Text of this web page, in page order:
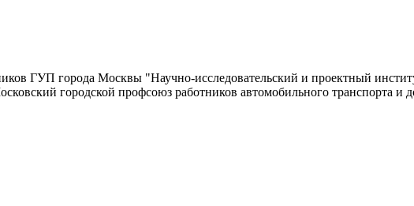
ГУП города Москвы "Научно-исследовательский и проектный
городской профсоюз работников автомобильного транспорта и